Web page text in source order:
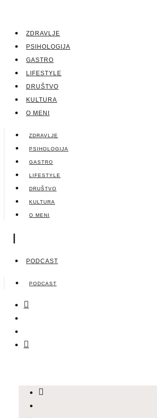
ZDRAVLJE
PSIHOLOGIJA
GASTRO
LIFESTYLE
DRUŠTVO
KULTURA
O MENI
ZDRAVLJE
PSIHOLOGIJA
GASTRO
LIFESTYLE
DRUŠTVO
KULTURA
O MENI
|
PODCAST
PODCAST